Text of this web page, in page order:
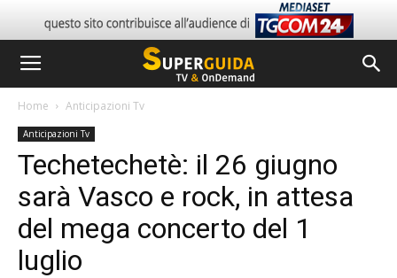
Home Anticipazioni Tv
Anticipazioni Tv
Techetechetè: il 26 giugno
sarà Vasco e rock, in attesa
del mega concerto del 1
luglio